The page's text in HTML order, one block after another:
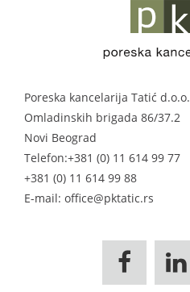
Poreska kancelarija Tatić d.o.o.
Omladinskih brigada 86/37.2
Novi Beograd
Telefon:+381 (0) 11 614 99 77
+381 (0) 11 614 99 88
E-mail: office@pktatic.rs
 